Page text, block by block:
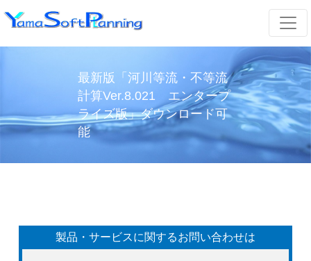
最新版「河川等流・不等流
計算Ver.8.021 エンタープ
ライズ版」ダウンロード可
能
製品・サービスに関するお問い合わせは